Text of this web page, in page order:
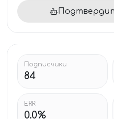
Подписчики
84
ERR
0.0%